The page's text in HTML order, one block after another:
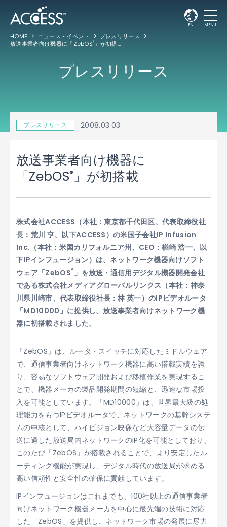
EN MENU
HOME ニュース・イベント
プレスリリース
放送事業者向け機器に「ZebOS® 」が初搭載
プレスリリース
プレスリリース 2008.03.03
放送事業者向け機器に
「ZebOS®」が初搭載
株式会社ACCESS（本社：東京都千代田区、代表取締役社
長：荒川 亨、以下ACCESS）の米国子会社IP Infusion
Inc.（本社：米国カリフォルニア州、CEO：楢崎 浩一、以
下IPインフュージョン）は、ネットワーク機器向けソフト
ウェア「ZebOS®」を放送・通信用デジタル機器開発会社
である株式会社メディアグローバルリンクス（本社：神奈
川県川崎市、代表取締役社長：林 英一）のIPビデオルータ
「MD10000」に提供し、放送事業者向けネットワーク機
器に初搭載されました。
「ZebOS」は、ルータ・スイッチに対応したミドルウェア
で、通信事業者向けネットワーク機器に高い搭載実績を誇
り、容易なソフトウェア開発および移植作業を実現するこ
とで、機器メーカの製品開発期間の短縮と、迅速な市場投
入を可能としています。「MD10000」は、世界最大級の処
理能力をもつIPビデオルータで、ネットワークの基幹システ
ムの中核として、ハイビジョン映像など大容量データの伝
送に適した放送局内ネットワークのIP化を可能としており、
このたび「ZebOS」が搭載されることで、より安定したル
ーティング機能が実現し、デジタル時代の放送局が求める
高い信頼性と安全性の確保に貢献しています。
IPインフュージョンはこれまでも、100社以上の通信事業者
向けネットワーク機器メーカを中心に最先端の技術に対応
した「ZebOS」を提供し、ネットワーク市場の発展に尽力